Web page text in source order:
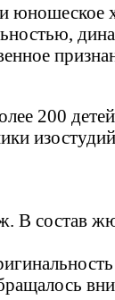
200
В состав